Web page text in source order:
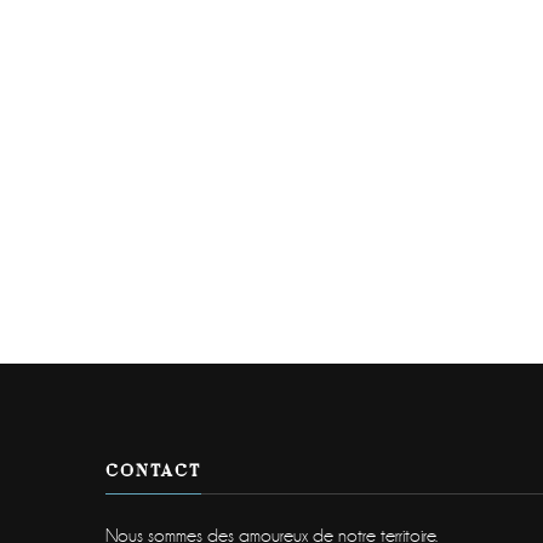
CONTACT
Nous sommes des amoureux de notre territoire.